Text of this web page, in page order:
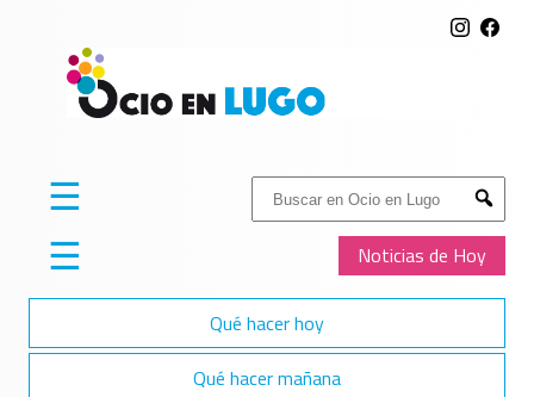
Buscar:
Submit
Noticias de Hoy
☰
☰
Qué hacer hoy
Qué hacer mañana